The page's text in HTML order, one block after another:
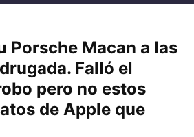
Porsche Macan a las
Falló el
pero no estos
de Apple que